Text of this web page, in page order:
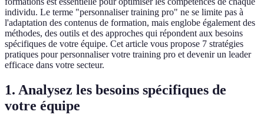
individu. Le terme "personnaliser training pro" ne se limite pas à
l'adaptation des contenus de formation, mais englobe également des
méthodes, des outils et des approches qui répondent aux besoins
spécifiques de votre équipe. Cet article vous propose 7 stratégies
pratiques pour personnaliser votre training pro et devenir un leader
efficace dans votre secteur.
1. Analysez les besoins spécifiques de
votre équipe